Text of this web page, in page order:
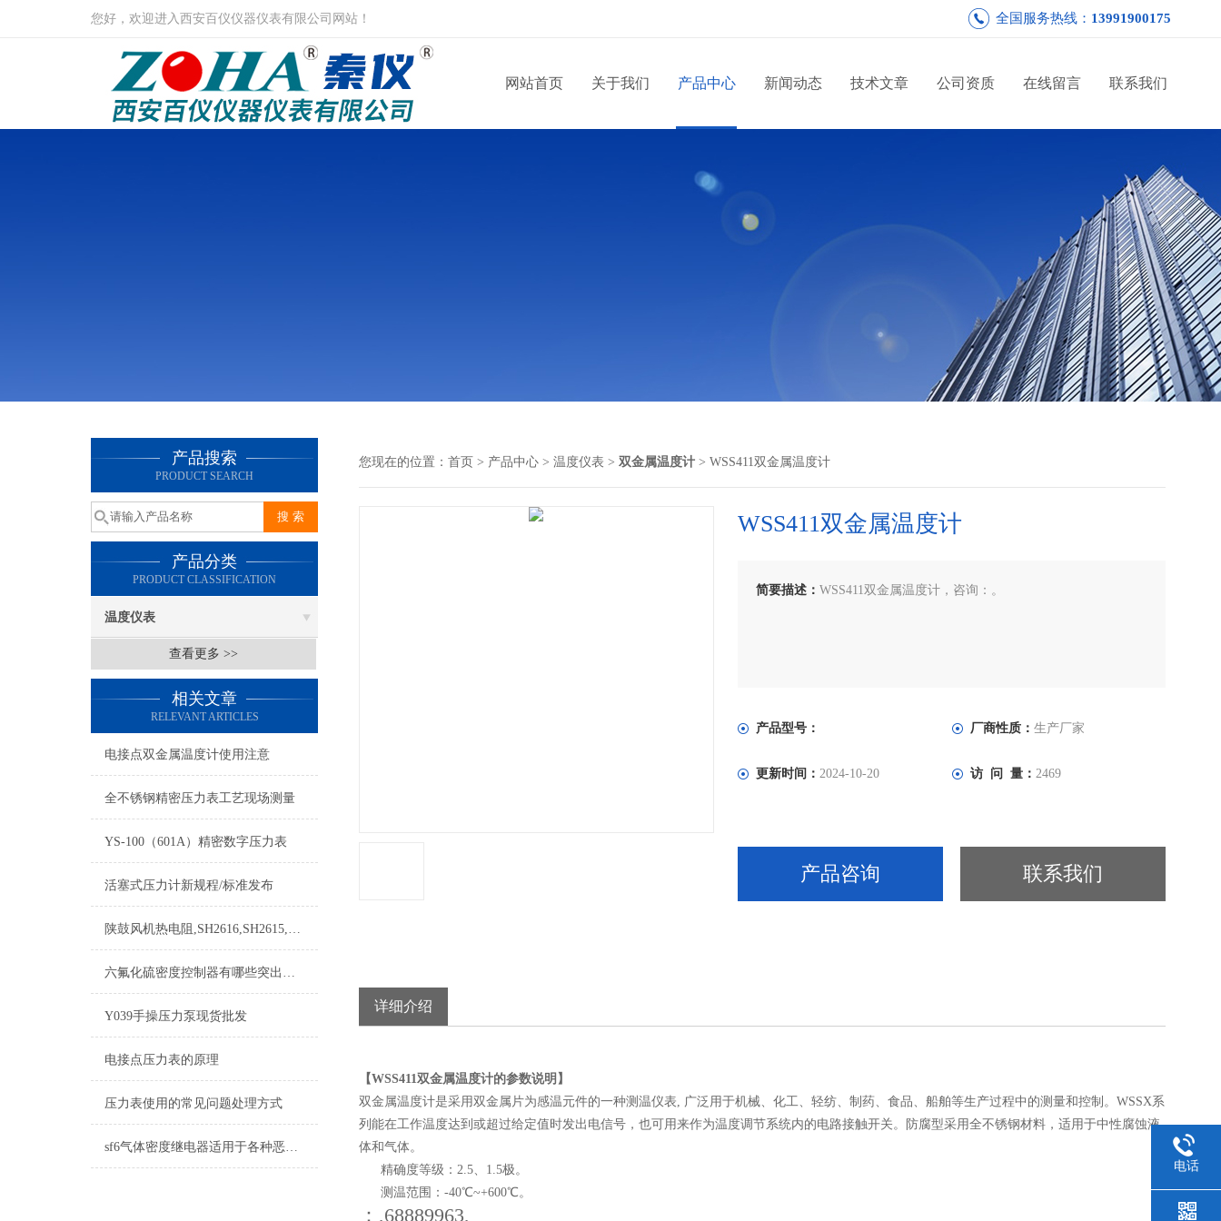
您好，欢迎进入西安百仪仪器仪表有限公司网站！ 全国服务热线： 13991900175
网站首页 关于我们 产品中心 新闻动态 技术文章 公司资质 在线留言 联系我们
产品搜索
PRODUCT SEARCH
产品分类
PRODUCT CLASSIFICATION
温度仪表
查看更多 >>
相关文章
RELEVANT ARTICLES
电接点双金属温度计使用注意
全不锈钢精密压力表工艺现场测量
YS-100（601A）精密数字压力表
活塞式压力计新规程/标准发布
陕鼓风机热电阻,SH2616,SH2615,SH2620,SH2621
六氟化硫密度控制器有哪些突出的特点难以拒绝
Y039手操压力泵现货批发
电接点压力表的原理
压力表使用的常见问题处理方式
sf6气体密度继电器适用于各种恶劣环境和气候条件
您现在的位置： 首页 > 产品中心 > 温度仪表 > 双金属温度计 > WSS411双金属温度计
WSS411双金属温度计
简要描述：WSS411双金属温度计，咨询：。
产品型号： 厂商性质： 生产厂家
更新时间：2024-10-20 访 问 量： 2469
产品咨询 联系我们
详细介绍
【WSS411双金属温度计的参数说明】
双金属温度计是采用双金属片为感温元件的一种测温仪表, 广泛用于机械、化工、轻纺、制药、食品、船舶等生产过程中的测量和控制。WSSX系
列能在工作温度达到或超过给定值时发出电信号，也可用来作为温度调节系统内的电路接触开关。防腐型采用全不锈钢材料，适用于中性腐蚀液
体和气体。
精确度等级：2.5、1.5极。
测温范围：-40℃~+600℃。
：,68889963,
电话